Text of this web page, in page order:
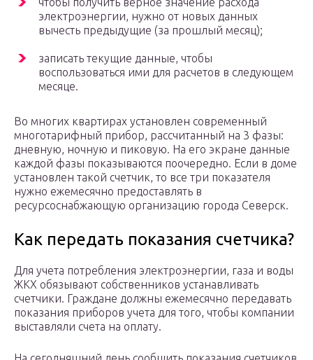
электроэнергии, нужно от новых данных
вычесть предыдущие (за прошлый месяц);
записать текущие данные, чтобы
воспользоваться ими для расчетов в следующем
месяце.
Во многих квартирах установлен современный
многотарифный прибор, рассчитанный на 3 фазы:
дневную, ночную и пиковую. На его экране данные
каждой фазы показываются поочередно. Если в доме
установлен такой счетчик, то все три показателя
нужно ежемесячно предоставлять в
ресурсоснабжающую организацию города Северск.
Как передать показания счетчика?
Для учета потребления электроэнергии, газа и воды
ЖКХ обязывают собственников устанавливать
счетчики. Граждане должны ежемесячно передавать
показания приборов учета для того, чтобы компании
выставляли счета на оплату.